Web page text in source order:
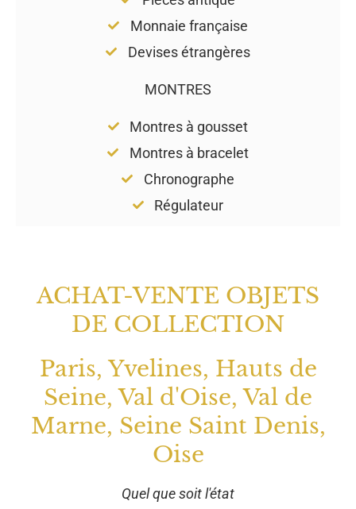
Monnaie française
Devises étrangères
MONTRES
Montres à gousset
Montres à bracelet
Chronographe
Régulateur
ACHAT-VENTE OBJETS
DE COLLECTION
Paris, Yvelines, Hauts de
Seine, Val d'Oise, Val de
Marne, Seine Saint Denis,
Oise
Quel que soit l'état